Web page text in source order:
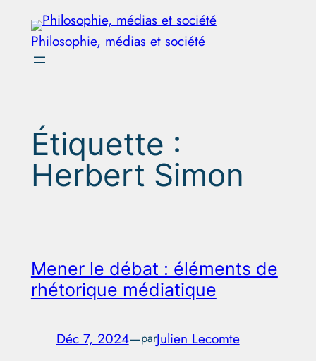
Aller
contenu
Philosophie, médias et société
Étiquette :
Herbert Simon
Mener le débat : éléments de
rhétorique médiatique
Déc 7, 2024—parJulien Lecomte